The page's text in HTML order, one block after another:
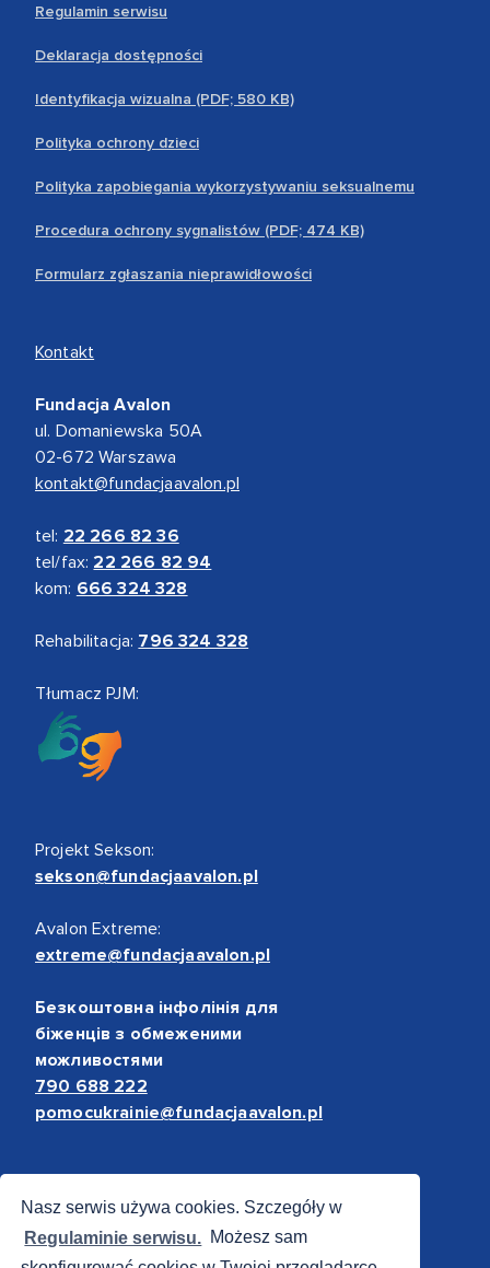
Nasz serwis używa cookies. Szczegóły w
Regulaminie serwisu. Możesz sam
Regulamin serwisu
Deklaracja dostępności
Identyfikacja wizualna (PDF; 580 KB)
Polityka ochrony dzieci
Polityka zapobiegania wykorzystywaniu seksualnemu
Procedura ochrony sygnalistów (PDF; 474 KB)
Formularz zgłaszania nieprawidłowości
Kontakt
Fundacja Avalon
ul. Domaniewska 50A
02-672 Warszawa
kontakt@fundacjaavalon.pl
tel: 22 266 82 36
tel/fax: 22 266 82 94
kom: 666 324 328
Rehabilitacja: 796 324 328
Tłumacz PJM:
Projekt Sekson:
sekson@fundacjaavalon.pl
Avalon Extreme:
extreme@fundacjaavalon.pl
Безкоштовна інфолінія для
біженців з обмеженими
можливостями
790 688 222
pomocukrainie@fundacjaavalon.pl
Bezpieczne płatności